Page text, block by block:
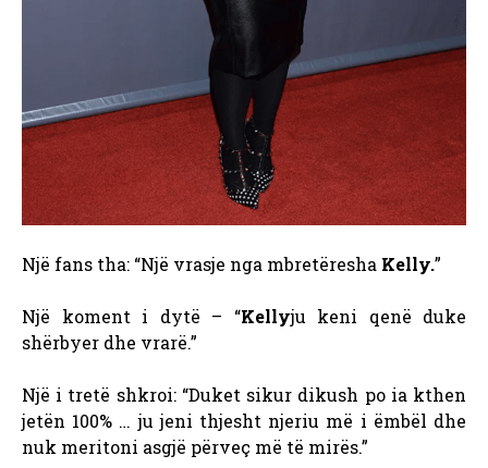
Një fans tha: “Një vrasje nga mbretëresha Kelly.”
Një koment i dytë – “Kellyju keni qenë duke
shërbyer dhe vrarë.”
Një i tretë shkroi: “Duket sikur dikush po ia kthen
jetën 100% … ju jeni thjesht njeriu më i ëmbël dhe
nuk meritoni asgjë përveç më të mirës.”